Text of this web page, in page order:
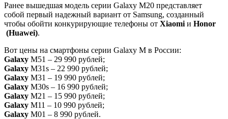
Ранее вышедшая модель серии Galaxy M20 представляет
собой первый надежный вариант от Samsung, созданный
чтобы обойти конкурирующие телефоны от Xiaomi и Honor
(Huawei).
Вот цены на смартфоны серии Galaxy M в России:
Galaxy M51 – 29 990 рублей;
Galaxy M31s – 22 990 рублей;
Galaxy M31 – 19 990 рублей;
Galaxy M30s – 16 990 рублей;
Galaxy M21 – 15 990 рублей;
Galaxy M11 – 10 990 рублей;
Galaxy M01 – 8 990 рублей.